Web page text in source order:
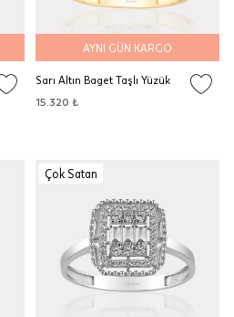
AYNI GÜN KARGO
Sarı Altın Baget Taşlı Yüzük
15.320 ₺
Çok Satan